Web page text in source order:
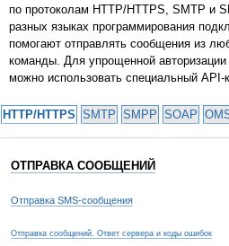
по протоколам HTTP/HTTPS, SMTP и
разных языках программирования
помогают отправлять сообщения из
команды. Для упрощенной
можно использовать специальный API-
HTTP/HTTPS SMTP SMPP SOAP
ОТПРАВКА СООБЩЕНИЙ
Отправка SMS-сообщения
Отправка сообщений. Ответ сервера и коды ошибок